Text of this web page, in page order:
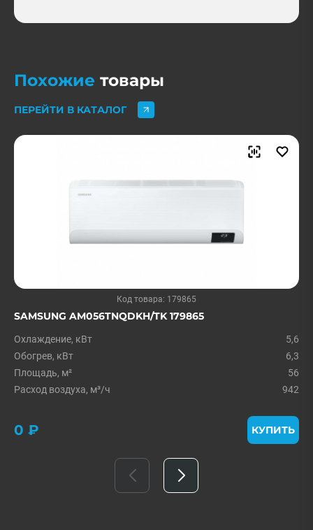
Похожие товары
ПЕРЕЙТИ В КАТАЛОГ
Код товара: 179865
SAMSUNG AM056TNQDKH/TK 179865
Охлаждение, кВт
5,6
Обогрев, кВт
6,3
Площадь, м²
56
Расход воздуха, м³/ч
942
0 ₽ КУПИТЬ